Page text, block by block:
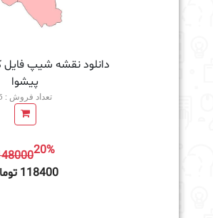
دانلود نقشه شیپ
پیشوا
تعداد فروش : 5
20%
118400 تومان